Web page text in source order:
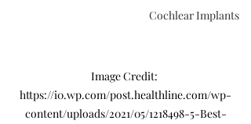
Cochlear Implants
Image Credit:
https://i0.wp.com/post.healthline.com/wp-
content/uploads/2021/05/1218498-5-Best-